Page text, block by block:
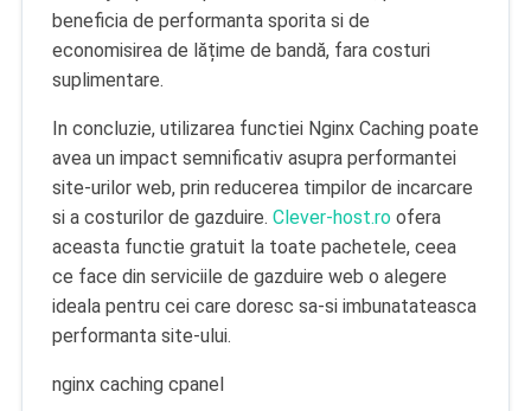
beneficia de performanta sporita si de
economisirea de lățime de bandă, fara costuri
suplimentare.
In concluzie, utilizarea functiei Nginx Caching poate
avea un impact semnificativ asupra performantei
site-urilor web, prin reducerea timpilor de incarcare
si a costurilor de gazduire. Clever-host.roofera
aceasta functie gratuit la toate pachetele, ceea
ce face din serviciile de gazduire web o alegere
ideala pentru cei care doresc sa-si imbunatateasca
performanta site-ului.
nginx caching cpanel